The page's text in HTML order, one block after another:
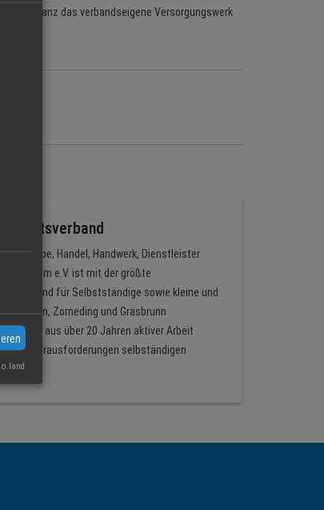
der Allianz das verbandseigene Versorgungswerk
Ortsverband
Gewerbe, Handel, Handwerk, Dienstleister
Bayern e.V. ist mit der größte
Verband für Selbstständige sowie kleine und
Zorneding und Grasbrunn
aus über 20 Jahren aktiver Arbeit
Herausforderungen selbständigen